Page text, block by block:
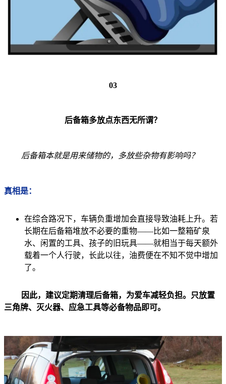
03
后备箱多放点东西无所谓？
后备箱本就是用来储物的，多放些杂物有影响吗？
真相是：
在综合路况下，车辆负重增加会直接导致油耗上升。若
长期在后备箱堆放不必要的重物——比如一整箱矿泉
水、闲置的工具、孩子的旧玩具——就相当于每天额外
载着一个人行驶，长此以往，油费便在不知不觉中增加
了。
因此，建议定期清理后备箱，为爱车减轻负担。只放置
三角牌、灭火器、应急工具等必备物品即可。